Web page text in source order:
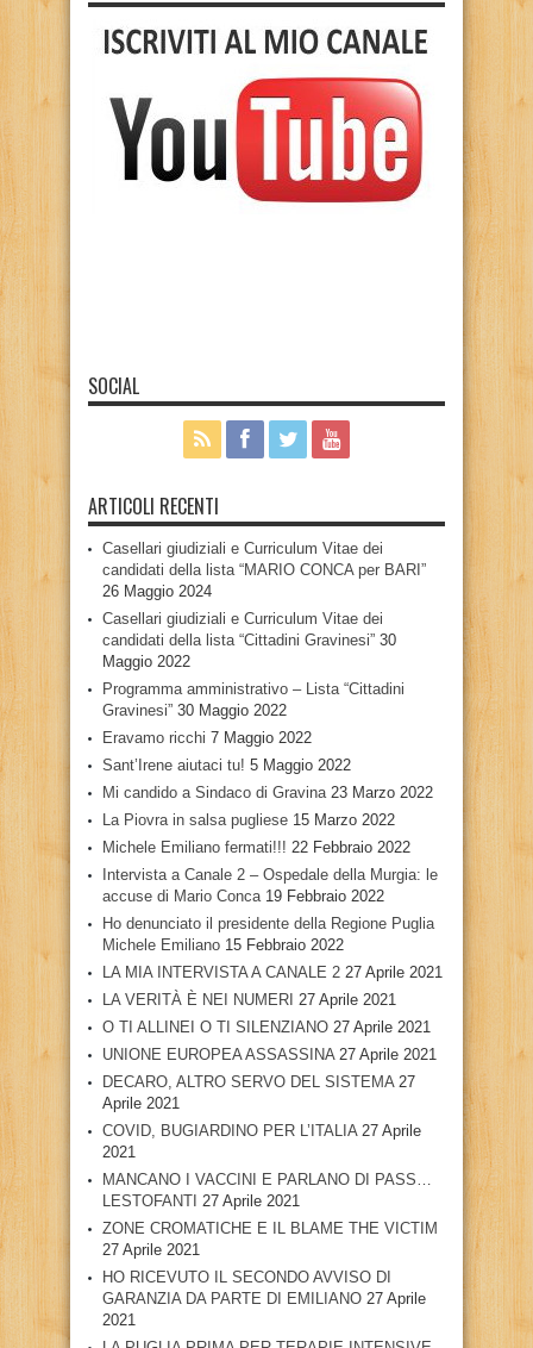
SOCIAL
ARTICOLI RECENTI
Casellari giudiziali e Curriculum Vitae dei
candidati della lista “MARIO CONCA per BARI”
26 Maggio 2024
Casellari giudiziali e Curriculum Vitae dei
candidati della lista “Cittadini Gravinesi” 30
Maggio 2022
Programma amministrativo – Lista “Cittadini
Gravinesi” 30 Maggio 2022
Eravamo ricchi 7 Maggio 2022
Sant’Irene aiutaci tu! 5 Maggio 2022
Mi candido a Sindaco di Gravina 23 Marzo 2022
La Piovra in salsa pugliese 15 Marzo 2022
Michele Emiliano fermati!!! 22 Febbraio 2022
Intervista a Canale 2 – Ospedale della Murgia: le
accuse di Mario Conca 19 Febbraio 2022
Ho denunciato il presidente della Regione Puglia
Michele Emiliano 15 Febbraio 2022
LA MIA INTERVISTA A CANALE 2 27 Aprile 2021
LA VERITÀ È NEI NUMERI 27 Aprile 2021
O TI ALLINEI O TI SILENZIANO 27 Aprile 2021
UNIONE EUROPEA ASSASSINA 27 Aprile 2021
DECARO, ALTRO SERVO DEL SISTEMA 27
Aprile 2021
COVID, BUGIARDINO PER L’ITALIA 27 Aprile
2021
MANCANO I VACCINI E PARLANO DI PASS…
LESTOFANTI 27 Aprile 2021
ZONE CROMATICHE E IL BLAME THE VICTIM
27 Aprile 2021
HO RICEVUTO IL SECONDO AVVISO DI
GARANZIA DA PARTE DI EMILIANO 27 Aprile
2021